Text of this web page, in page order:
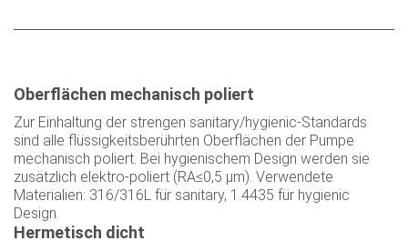
Oberflächen mechanisch poliert
Zur Einhaltung der strengen sanitary/hygienic-Standards
sind alle flüssigkeitsberührten Oberflächen der Pumpe
mechanisch poliert. Bei hygienischem Design werden sie
zusätzlich elektro-poliert (RA≤0,5 µm). Verwendete
Materialien: 316/316L für sanitary, 1.4435 für hygienic
Design.
Hermetisch dicht